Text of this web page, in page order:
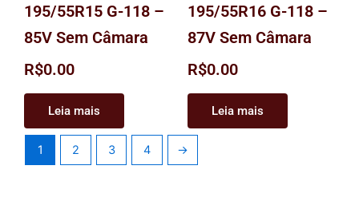
195/55R15 G-118 –
85V Sem Câmara
R$0.00
Leia mais
195/55R16 G-118 –
87V Sem Câmara
R$0.00
Leia mais
1 2 3 4 →